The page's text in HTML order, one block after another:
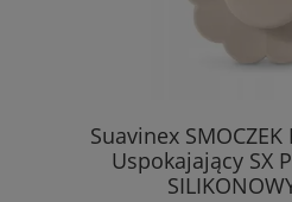
Suavinex SMOCZEK
Uspokajający SX